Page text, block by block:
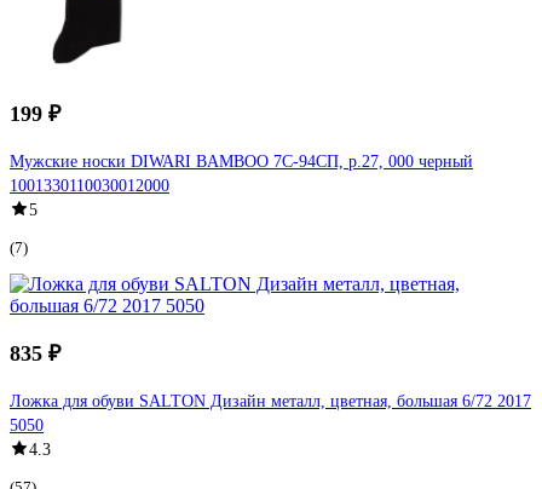
199 ₽
Мужские носки DIWARI BAMBOO 7С-94СП, р.27, 000 черный
1001330110030012000
5
(7)
835 ₽
Ложка для обуви SALTON Дизайн металл, цветная, большая 6/72 2017
5050
4.3